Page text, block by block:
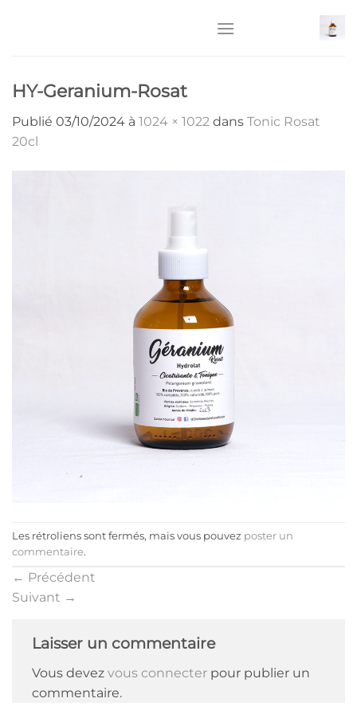
HY-Geranium-Rosat
Publié 03/10/2024 à 1024 × 1022 dans Tonic Rosat
20cl
Les rétroliens sont fermés, mais vous pouvez poster un
commentaire.
← Précédent
Suivant →
Laisser un commentaire
Vous devez vous connecter pour publier un
commentaire.